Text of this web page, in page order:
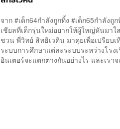
จาก #เด็ก64กำลังถูกทิ้ง #เด็ก65กำลัง
เชียลที่เด็กรุ่นใหม่อยากให้ผู้ใหญ่หันมา
ชวน พี่วิทย์ สิทธิเวคิน มาคุยเพื่อเปรียบ
ระบบการศึกษาแต่ละระบบระหว่างโรง
อินเตอร์จะแตกต่างกันอย่างไร และเราจ